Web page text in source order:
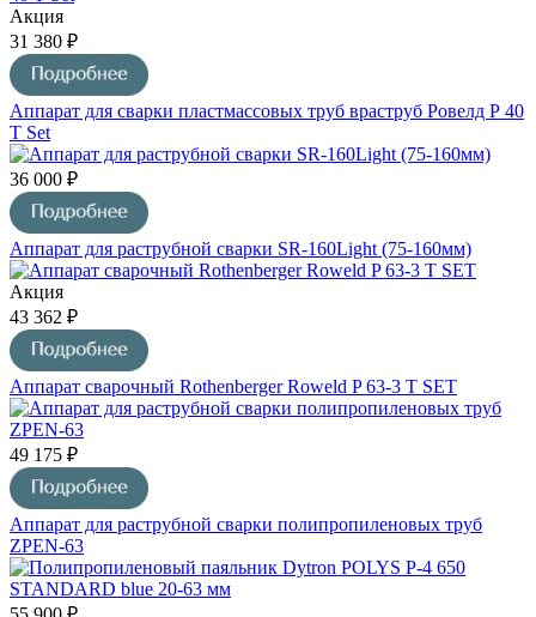
Акция
31 380 ₽
Аппарат для сварки пластмассовых труб враструб Ровелд Р 40
T Set
36 000 ₽
Аппарат для раструбной сварки SR-160Light (75-160мм)
Акция
43 362 ₽
Аппарат сварочный Rothenberger Roweld P 63-3 T SET
49 175 ₽
Аппарат для раструбной сварки полипропиленовых труб
ZPEN-63